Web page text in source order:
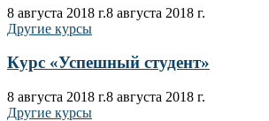
8 августа 2018 г.8 августа 2018 г.
Другие курсы
Курс «Успешный студент»
8 августа 2018 г.8 августа 2018 г.
Другие курсы